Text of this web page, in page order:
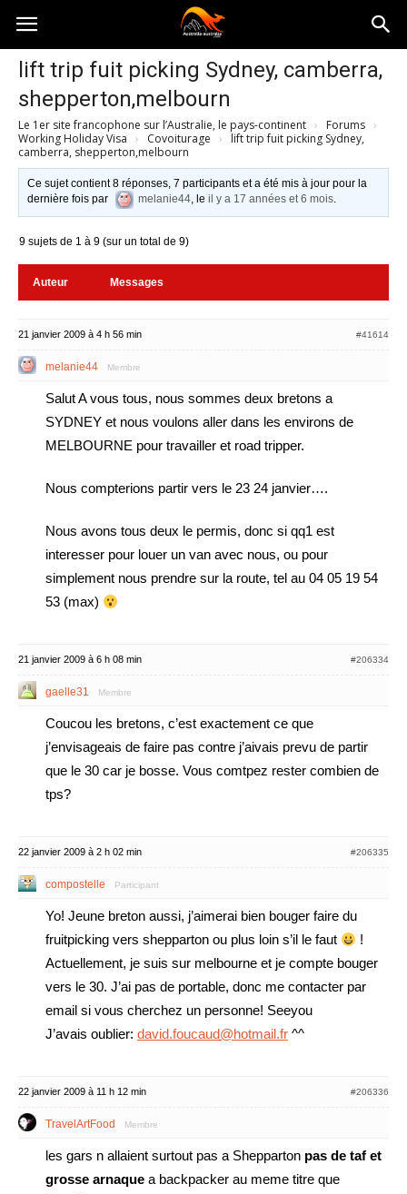
Australia-
australie.com
lift trip fuit picking Sydney, camberra,
shepperton,melbourn
Le 1er site francophone sur l’Australie, le pays-continent › Forums ›
Working Holiday Visa › Covoiturage ›
lift trip fuit picking Sydney,
camberra, shepperton,melbourn
Ce sujet contient 8 réponses, 7 participants et a été mis à jour pour la
dernière fois par
melanie44, leil y a 17 années et 6 mois.
9 sujets de 1 à 9 (sur un total de 9)
Auteur Messages
21 janvier 2009 à 4 h 56 min #41614
melanie44 Membre
Salut A vous tous, nous sommes deux bretons a
SYDNEY et nous voulons aller dans les environs de
MELBOURNE pour travailler et road tripper.
Nous compterions partir vers le 23 24 janvier….
Nous avons tous deux le permis, donc si qq1 est
interesser pour louer un van avec nous, ou pour
simplement nous prendre sur la route, tel au 04 05 19 54
53 (max)
21 janvier 2009 à 6 h 08 min #206334
gaelle31 Membre
Coucou les bretons, c’est exactement ce que
j’envisageais de faire pas contre j’aivais prevu de partir
que le 30 car je bosse. Vous comtpez rester combien de
tps?
22 janvier 2009 à 2 h 02 min #206335
compostelle Participant
Yo! Jeune breton aussi, j’aimerai bien bouger faire du
fruitpicking vers shepparton ou plus loin s’il le faut
!
Actuellement, je suis sur melbourne et je compte bouger
vers le 30. J’ai pas de portable, donc me contacter par
email si vous cherchez un personne! Seeyou
J’avais oublier: david.foucaud@hotmail.fr ^^
22 janvier 2009 à 11 h 12 min #206336
TravelArtFood Membre
les gars n allaient surtout pas a Shepparton pas de taf et
grosse arnaque a backpacker au meme titre que